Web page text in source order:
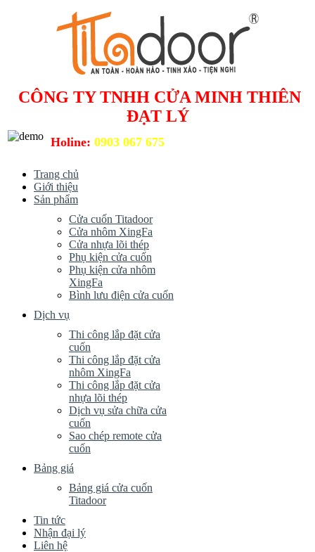
CÔNG TY TNHH CỬA MINH THIÊN
ĐẠT LÝ
Holine: 0903 067 675
Trang chủ
Giới thiệu
Sản phẩm
Cửa cuốn Titadoor
Cửa nhôm XingFa
Cửa nhựa lõi thép
Phụ kiện cửa cuốn
Phụ kiện cửa nhôm
XingFa
Bình lưu điện cửa cuốn
Dịch vụ
Thi công lắp đặt cửa
cuốn
Thi công lắp đặt cửa
nhôm XingFa
Thi công lắp đặt cửa
nhựa lõi thép
Dịch vụ sửa chữa cửa
cuốn
Sao chép remote cửa
cuốn
Bảng giá
Bảng giá cửa cuốn
Titadoor
Tin tức
Nhận đại lý
Liên hệ